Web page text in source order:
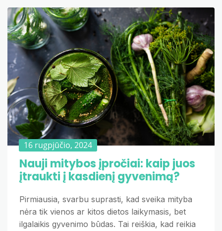
16 rugpjūčio, 2024
Nauji mitybos įpročiai: kaip juos
įtraukti į kasdienį gyvenimą?
Pirmiausia, svarbu suprasti, kad sveika mityba
nėra tik vienos ar kitos dietos laikymasis, bet
ilgalaikis gyvenimo būdas. Tai reiškia, kad reikia